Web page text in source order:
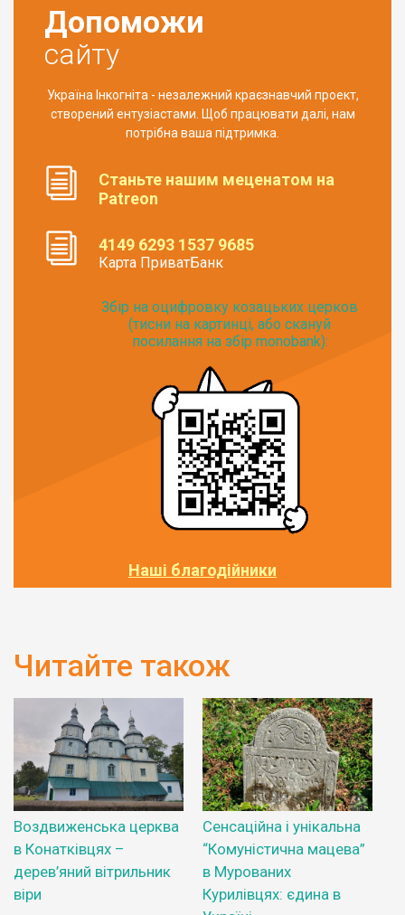
Допоможи
сайту
Україна Інкогніта - незалежний краєзнавчий проект,
створений ентузіастами. Щоб працювати далі, нам
потрібна ваша підтримка.
Станьте нашим меценатом на
Patreon
4149 6293 1537 9685
Карта ПриватБанк
Збір на оцифровку козацьких церков
(тисни на картинці, або скануй
посилання на збір monobank):
Наші благодійники
Читайте також
Воздвиженська церква
в Конатківцях –
дерев’яний вітрильник
віри
Сенсаційна і унікальна
“Комуністична мацева”
в Мурованих
Курилівцях: єдина в